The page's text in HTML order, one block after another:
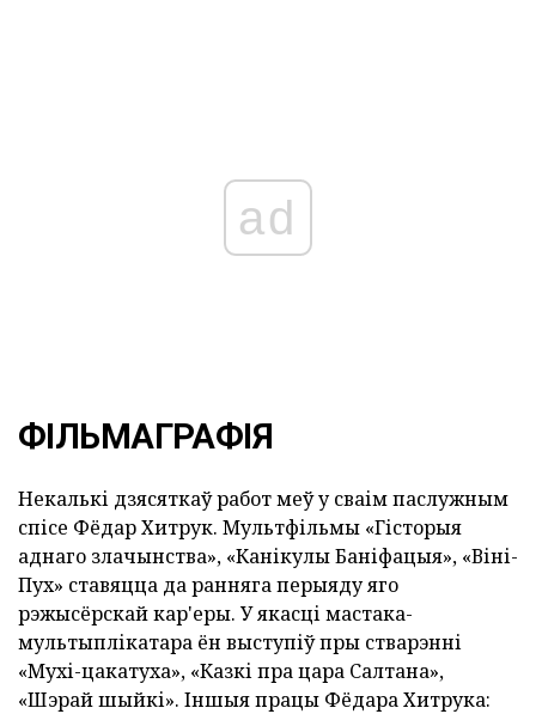
ad
ФІЛЬМАГРАФІЯ
Некалькі дзясяткаў работ меў у сваім паслужным
спісе Фёдар Хитрук. Мультфільмы «Гісторыя
аднаго злачынства», «Канікулы Баніфацыя», «Віні-
Пух» ставяцца да ранняга перыяду яго
рэжысёрскай кар'еры. У якасці мастака-
мультыплікатара ён выступіў пры стварэнні
«Мухі-цакатуха», «Казкі пра цара Салтана»,
«Шэрай шыйкі». Іншыя працы Фёдара Хитрука: